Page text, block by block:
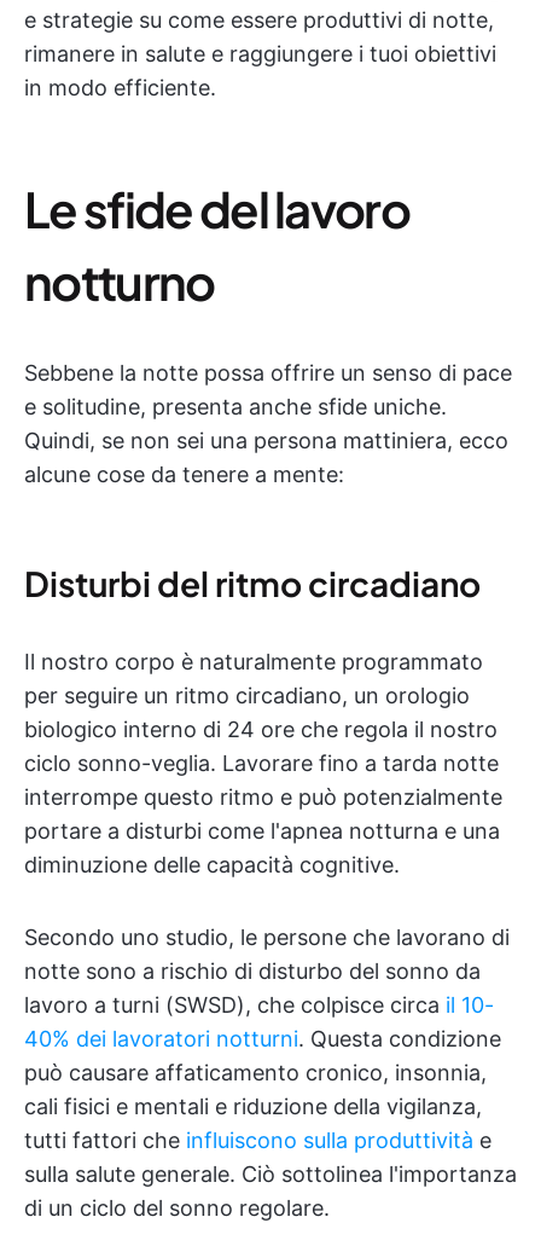
e strategie su come essere produttivi di notte,
rimanere in salute e raggiungere i tuoi obiettivi
in modo efficiente.
Le sfide del lavoro
notturno
Sebbene la notte possa offrire un senso di pace
e solitudine, presenta anche sfide uniche.
Quindi, se non sei una persona mattiniera, ecco
alcune cose da tenere a mente:
Disturbi del ritmo circadiano
Il nostro corpo è naturalmente programmato
per seguire un ritmo circadiano, un orologio
biologico interno di 24 ore che regola il nostro
ciclo sonno-veglia. Lavorare fino a tarda notte
interrompe questo ritmo e può potenzialmente
portare a disturbi come l'apnea notturna e una
diminuzione delle capacità cognitive.
Secondo uno studio, le persone che lavorano di
notte sono a rischio di disturbo del sonno da
lavoro a turni (SWSD), che colpisce circa il 10-
40% dei lavoratori notturni. Questa condizione
può causare affaticamento cronico, insonnia,
cali fisici e mentali e riduzione della vigilanza,
tutti fattori che influiscono sulla produttività e
sulla salute generale. Ciò sottolinea l'importanza
di un ciclo del sonno regolare.